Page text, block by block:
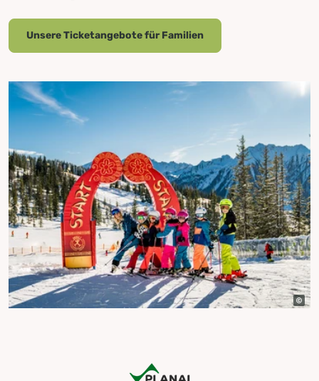
Unsere Ticketangebote für Familien